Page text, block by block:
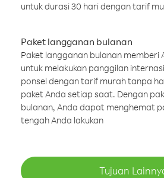
untuk durasi 30 hari dengan tarif
Paket langganan bulanan
Paket langganan bulanan memberi
untuk melakukan panggilan
ponsel dengan tarif murah tanpa
paket Anda setiap saat. Dengan
bulanan, Anda dapat menghemat
tengah Anda lakukan
Tujuan